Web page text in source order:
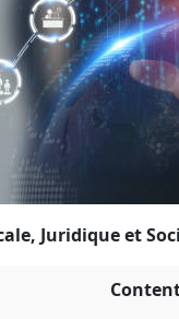
Juridique et